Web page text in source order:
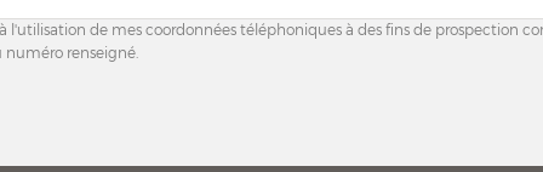
l'utilisation de mes coordonnées téléphoniques à des fins de prospection
renseigné.